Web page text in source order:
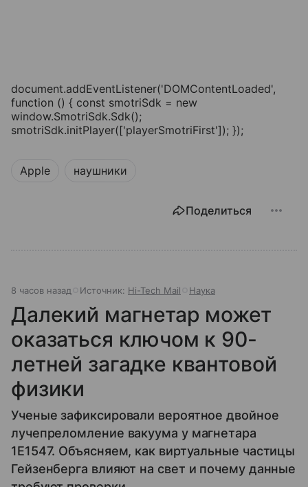
document.addEventListener('DOMContentLoaded',
function () { const smotriSdk = new
window.SmotriSdk.Sdk();
smotriSdk.initPlayer(['playerSmotriFirst']); });
Apple наушники
Поделиться
8 часов назад Источник: Hi-Tech Mail Наука
Далекий магнетар может
оказаться ключом к 90-
летней загадке квантовой
физики
Ученые зафиксировали вероятное двойное
лучепреломление вакуума у магнетара
1E1547. Объясняем, как виртуальные частицы
Гейзенберга влияют на свет и почему данные